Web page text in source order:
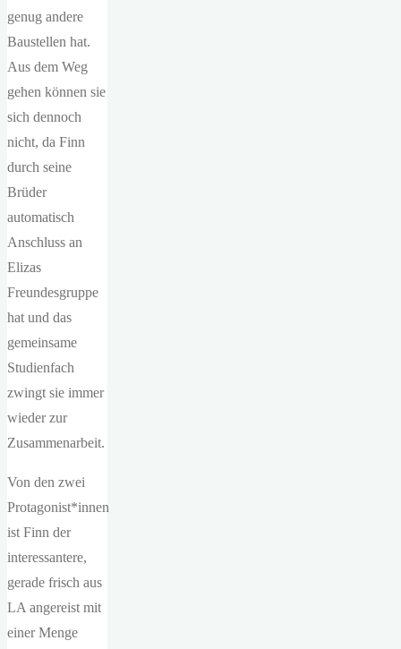
genug andere
Baustellen hat.
Aus dem Weg
gehen können sie
sich dennoch
nicht, da Finn
durch seine
Brüder
automatisch
Anschluss an
Elizas
Freundesgruppe
hat und das
gemeinsame
Studienfach
zwingt sie immer
wieder zur
Zusammenarbeit.
Von den zwei
Protagonist*innen
ist Finn der
interessantere,
gerade frisch aus
LA angereist mit
einer Menge